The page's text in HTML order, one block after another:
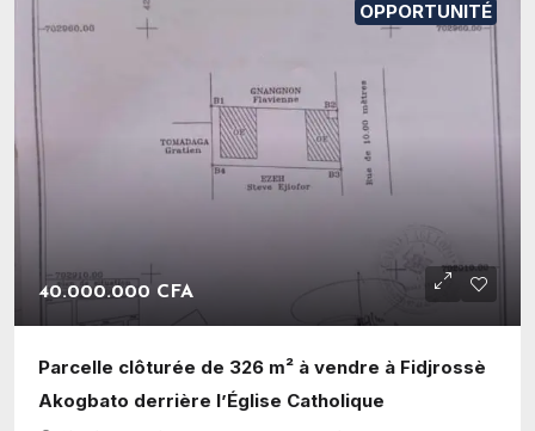
OPPORTUNITÉ
40.000.000 CFA
Parcelle clôturée de 326 m² à vendre à Fidjrossè
Akogbato derrière l’Église Catholique